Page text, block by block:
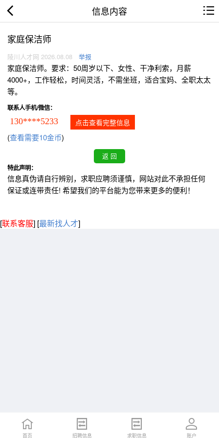
信息内容
家庭保洁师
陵川人才网 2026.08.08 举报
家庭保洁师。要求：50周岁以下、女性、干净利索，月薪
4000+，工作轻松，时间灵活，不需坐班，适合宝妈、全职太太
等。
联系人手机/微信：
130****5233 点击查看完整信息
(查看需要10金币)
特此声明：
信息真伪请自行辨别，求职应聘须谨慎，网站对此不承担任何
保证或连带责任! 希望我们的平台能为您带来更多的便利！
[联系客服] [最新找人才]
首页 招聘信息 求职信息 账户